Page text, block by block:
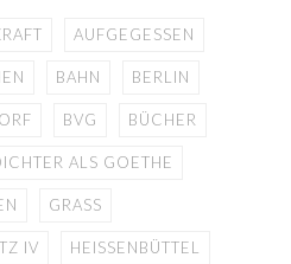
AUFGEGESSEN
BAHN BERLIN
BVG BÜCHER
ALS GOETHE
GRASS
IV HEISSENBÜTTEL